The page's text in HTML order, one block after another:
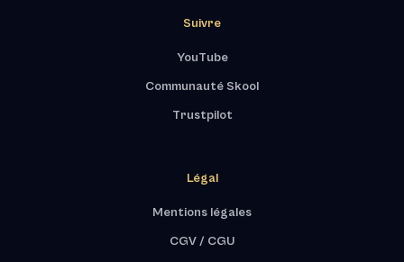
Suivre
YouTube
Communauté Skool
Trustpilot
Légal
Mentions légales
CGV / CGU